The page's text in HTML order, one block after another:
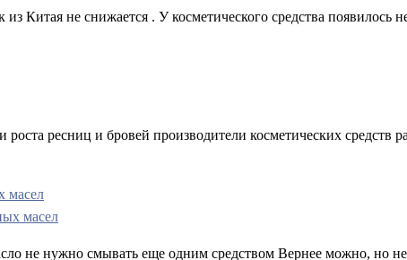
Китая не снижается . У косметического средства
роста ресниц и бровей производители косметических
масел
не нужно смывать еще одним средством Вернее можно, но